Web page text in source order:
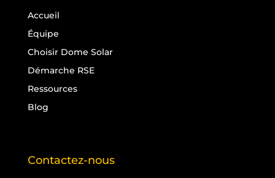
Accueil
Équipe
Choisir Dome Solar
Démarche RSE
Ressources
Blog
Contactez-nous